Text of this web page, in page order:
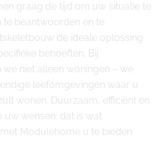
graag de tijd om uw situatie te
beantwoorden en te
de ideale oplossing
behoeften. Bij
niet alleen woningen – we
leefomgevingen waar u
wonen. Duurzaam, efficiënt en
wensen: dat is wat
Modulehome u te bieden